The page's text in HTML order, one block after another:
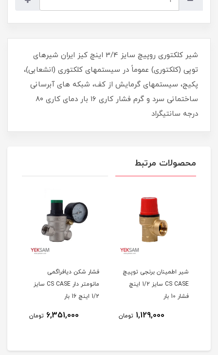
شیر کلکتوری روپیچ سایز 3/4 اینچ کیز ایران شیرهای
توپی (کلکتوری) عموماً در سیستمهای کلکتوری (انشعابی)،
پکیج، سیستمهای گرمایش از کف، شبکه های آبرسانی
ساختمانی سرد و گرم فشار کاری ۱۶ بار دمای کاری ۸۰
درجه سانتیگراد
محصولات مرتبط
شیر اطمینان برنجی توپیچ
CS CASE سایز 1/2 اینچ
فشار 10 بار
1,129,000 تومان
فشار شکن دیافراگمی
مانومتر دار CS CASE سایز
1/2 اینچ 16 بار
6,351,000 تومان